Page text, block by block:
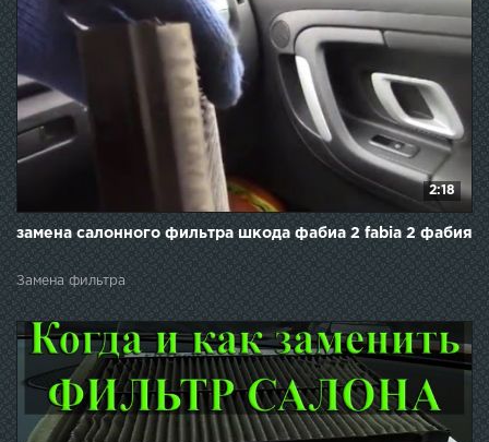
2:18
замена салонного фильтра шкода фабиа 2 fabia 2 фабия
Замена фильтра